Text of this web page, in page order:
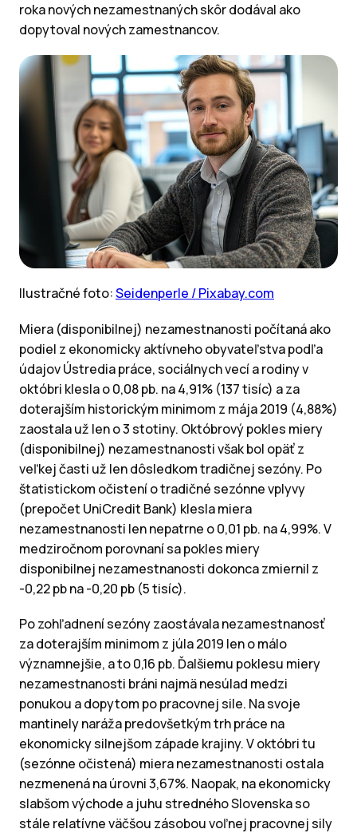
roka nových nezamestnaných skôr dodával ako
dopytoval nových zamestnancov.
Ilustračné foto:Seidenperle / Pixabay.com
Miera (disponibilnej) nezamestnanosti počítaná ako
podiel z ekonomicky aktívneho obyvateľstva podľa
údajov Ústredia práce, sociálnych vecí a rodiny v
októbri klesla o 0,08 pb. na 4,91% (137 tisíc) a za
doterajším historickým minimom z mája 2019 (4,88%)
zaostala už len o 3 stotiny. Októbrový pokles miery
(disponibilnej) nezamestnanosti však bol opäť z
veľkej časti už len dôsledkom tradičnej sezóny. Po
štatistickom očistení o tradičné sezónne vplyvy
(prepočet UniCredit Bank) klesla miera
nezamestnanosti len nepatrne o 0,01 pb. na 4,99%. V
medziročnom porovnaní sa pokles miery
disponibilnej nezamestnanosti dokonca zmiernil z
-0,22 pb na -0,20 pb (5 tisíc).
Po zohľadnení sezóny zaostávala nezamestnanosť
za doterajším minimom z júla 2019 len o málo
významnejšie, a to 0,16 pb. Ďalšiemu poklesu miery
nezamestnanosti bráni najmä nesúlad medzi
ponukou a dopytom po pracovnej sile. Na svoje
mantinely naráža predovšetkým trh práce na
ekonomicky silnejšom západe krajiny. V októbri tu
(sezónne očistená) miera nezamestnanosti ostala
nezmenená na úrovni 3,67%. Naopak, na ekonomicky
slabšom východe a juhu stredného Slovenska so
stále relatívne väčšou zásobou voľnej pracovnej sily